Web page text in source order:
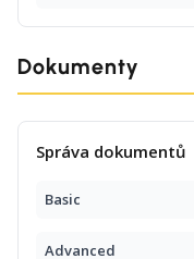
Dokumenty
Správa dokumentů
Basic
Advanced